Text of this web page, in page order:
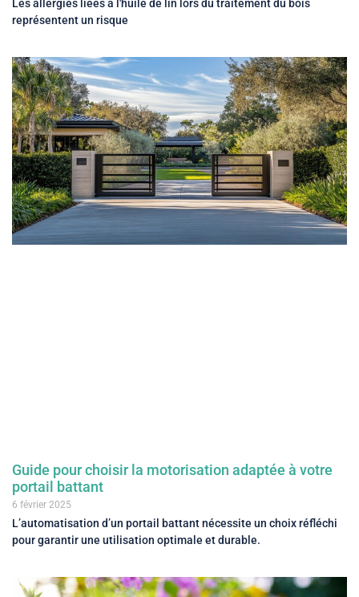
Les allergies liées à l'huile de lin lors du traitement du bois
représentent un risque
Guide pour choisir la motorisation adaptée à votre
portail battant
6 février 2025
L’automatisation d’un portail battant nécessite un choix réfléchi
pour garantir une utilisation optimale et durable.